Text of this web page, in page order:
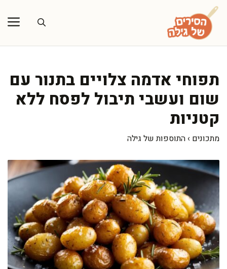
לדלג
לתוכן
תפוחי אדמה צלויים בתנור עם
שום ועשבי תיבול לפסח ללא
קטניות
מתכונים › התוספות של גילה